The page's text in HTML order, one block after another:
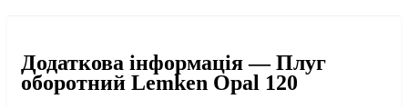
Додаткова інформація — Плуг
оборотний Lemken Opal 120